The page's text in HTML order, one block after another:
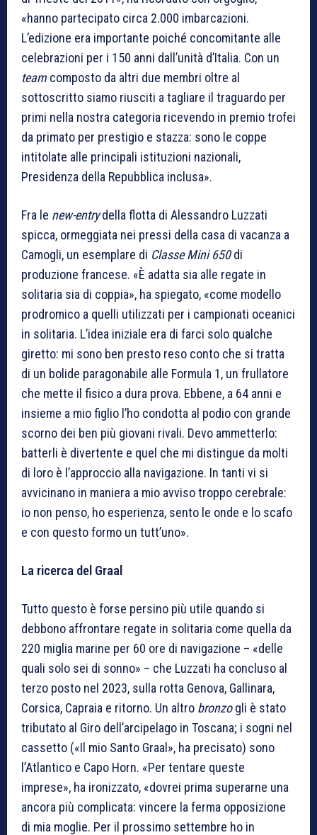
«hanno partecipato circa 2.000 imbarcazioni.
L’edizione era importante poiché concomitante alle
celebrazioni per i 150 anni dall’unità d’Italia. Con un
team composto da altri due membri oltre al
sottoscritto siamo riusciti a tagliare il traguardo per
primi nella nostra categoria ricevendo in premio trofei
da primato per prestigio e stazza: sono le coppe
intitolate alle principali istituzioni nazionali,
Presidenza della Repubblica inclusa».
Fra le new-entrydella flotta di Alessandro Luzzati
spicca, ormeggiata nei pressi della casa di vacanza a
Camogli, un esemplare di Classe Mini 650di
produzione francese. «È adatta sia alle regate in
solitaria sia di coppia», ha spiegato, «come modello
prodromico a quelli utilizzati per i campionati oceanici
in solitaria. L’idea iniziale era di farci solo qualche
giretto: mi sono ben presto reso conto che si tratta
di un bolide paragonabile alle Formula 1, un frullatore
che mette il fisico a dura prova. Ebbene, a 64 anni e
insieme a mio figlio l’ho condotta al podio con grande
scorno dei ben più giovani rivali. Devo ammetterlo:
batterli è divertente e quel che mi distingue da molti
di loro è l’approccio alla navigazione. In tanti vi si
avvicinano in maniera a mio avviso troppo cerebrale:
io non penso, ho esperienza, sento le onde e lo scafo
e con questo formo un tutt’uno».
La ricerca del Graal
Tutto questo è forse persino più utile quando si
debbono affrontare regate in solitaria come quella da
220 miglia marine per 60 ore di navigazione – «delle
quali solo sei di sonno» – che Luzzati ha concluso al
terzo posto nel 2023, sulla rotta Genova, Gallinara,
Corsica, Capraia e ritorno. Un altro bronzogli è stato
tributato al Giro dell’arcipelago in Toscana; i sogni nel
cassetto («Il mio Santo Graal», ha precisato) sono
l’Atlantico e Capo Horn. «Per tentare queste
imprese», ha ironizzato, «dovrei prima superarne una
ancora più complicata: vincere la ferma opposizione
di mia moglie. Per il prossimo settembre ho in